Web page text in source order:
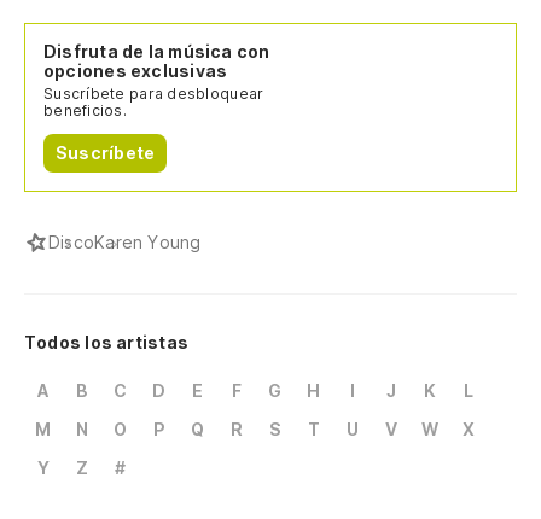
Disfruta de la música con
opciones exclusivas
Suscríbete para desbloquear
beneficios.
Suscríbete
DiscoKaren Young
Todos los artistas
A B C D E F G H I J K
L
M
N O P Q R S T U V W
X
Y
Z #